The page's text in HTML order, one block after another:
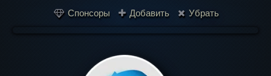
Спонсоры Добавить Убрать